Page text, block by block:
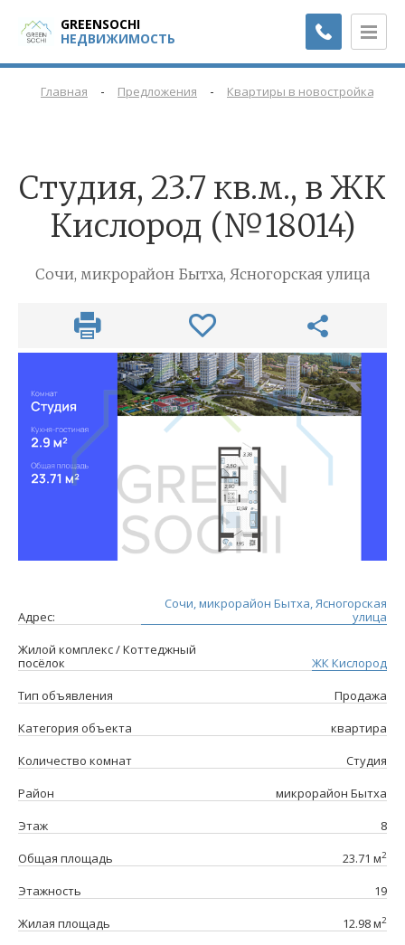
GREENSOCHI
НЕДВИЖИМОСТЬ
Главная - Предложения - Квартиры в новостройках
Cтудия, 23.7 кв.м., в ЖК
Кислород (№18014)
Сочи, микрорайон Бытха, Ясногорская улица
Адрес:
Сочи, микрорайон Бытха, Ясногорская
улица
Жилой комплекс / Коттеджный
посёлок
ЖК Кислород
Тип объявления
Продажа
Категория объекта
квартира
Количество комнат
Студия
Район
микрорайон Бытха
Этаж
8
Общая площадь
23.71 м2
Этажность
19
Жилая площадь
12.98 м2